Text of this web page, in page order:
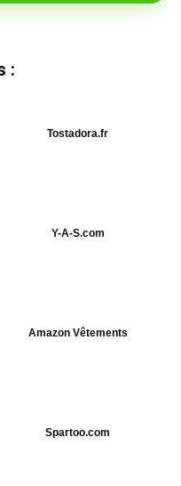
:
Tostadora.fr
Y-A-S.com
Amazon Vêtements
Spartoo.com